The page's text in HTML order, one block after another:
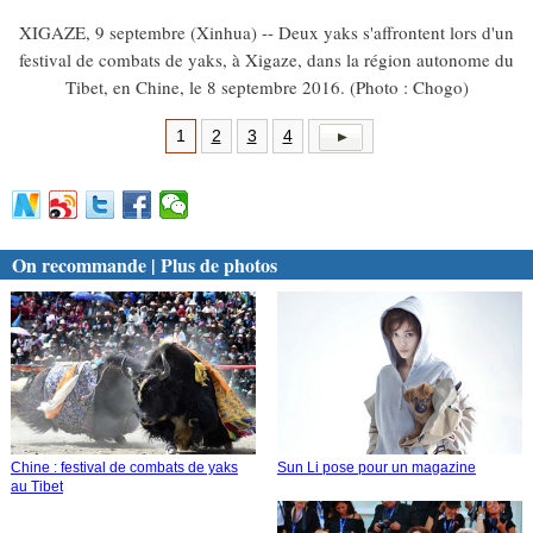
XIGAZE, 9 septembre (Xinhua) -- Deux yaks s'affrontent lors d'un
festival de combats de yaks, à Xigaze, dans la région autonome du
Tibet, en Chine, le 8 septembre 2016. (Photo : Chogo)
1 2 3 4
On recommande | Plus de photos
Chine : festival de combats de yaks
au Tibet
Sun Li pose pour un magazine